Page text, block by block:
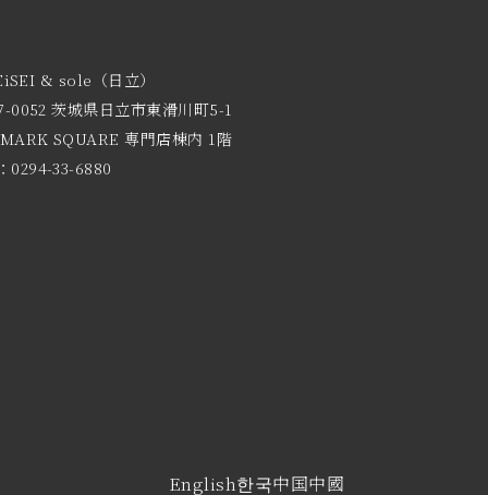
& sole（日立）
0052 茨城県日立市東滑川町5-1
SQUARE 専門店棟内 1階
0294-33-6880
English한국中国中國